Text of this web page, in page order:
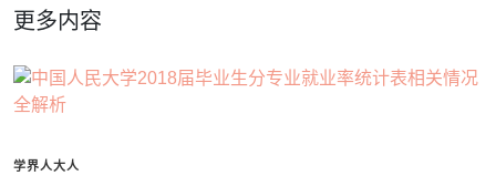
更多内容
学界人大人